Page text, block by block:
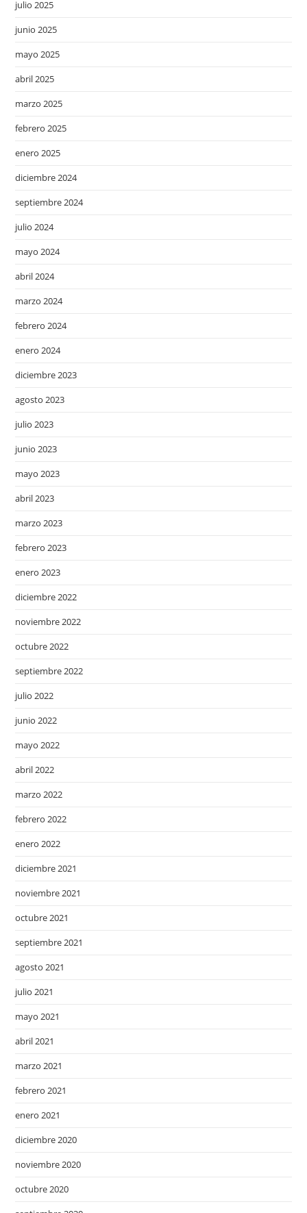
julio 2025
junio 2025
mayo 2025
abril 2025
marzo 2025
febrero 2025
enero 2025
diciembre 2024
septiembre 2024
julio 2024
mayo 2024
abril 2024
marzo 2024
febrero 2024
enero 2024
diciembre 2023
agosto 2023
julio 2023
junio 2023
mayo 2023
abril 2023
marzo 2023
febrero 2023
enero 2023
diciembre 2022
noviembre 2022
octubre 2022
septiembre 2022
julio 2022
junio 2022
mayo 2022
abril 2022
marzo 2022
febrero 2022
enero 2022
diciembre 2021
noviembre 2021
octubre 2021
septiembre 2021
agosto 2021
julio 2021
mayo 2021
abril 2021
marzo 2021
febrero 2021
enero 2021
diciembre 2020
noviembre 2020
octubre 2020